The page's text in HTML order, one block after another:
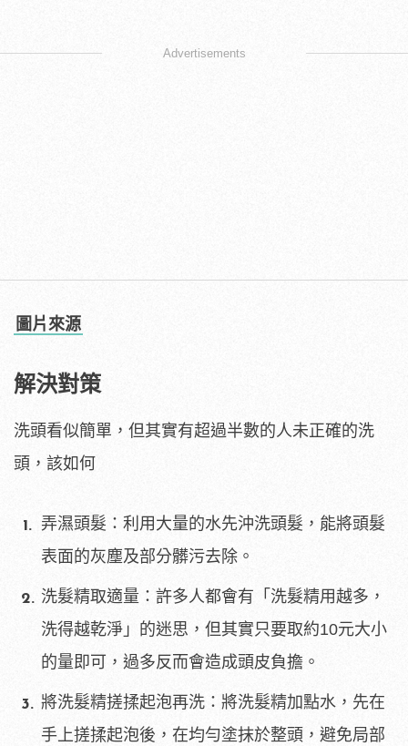
Advertisements
圖片來源
解決對策
洗頭看似簡單，但其實有超過半數的人未正確的洗
頭，該如何
弄濕頭髮：利用大量的水先沖洗頭髮，能將頭髮
表面的灰塵及部分髒污去除。
洗髮精取適量：許多人都會有「洗髮精用越多，
洗得越乾淨」的迷思，但其實只要取約10元大小
的量即可，過多反而會造成頭皮負擔。
將洗髮精搓揉起泡再洗：將洗髮精加點水，先在
手上搓揉起泡後，在均勻塗抹於整頭，避免局部